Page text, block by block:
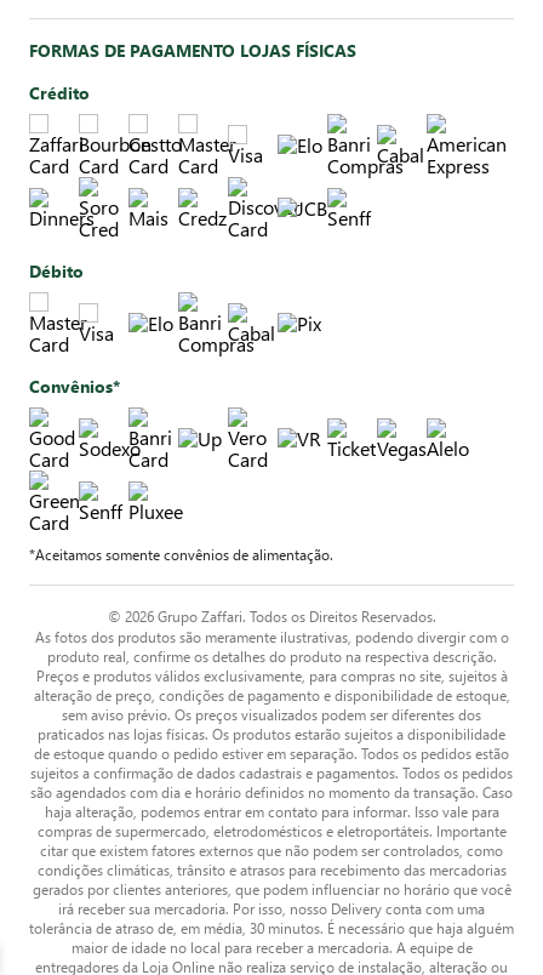
FORMAS DE PAGAMENTO LOJAS FÍSICAS
Crédito
Débito
Convênios*
*Aceitamos somente convênios de alimentação.
© 2026 Grupo Zaffari. Todos os Direitos Reservados.
As fotos dos produtos são meramente ilustrativas, podendo divergir com o
produto real, confirme os detalhes do produto na respectiva descrição.
Preços e produtos válidos exclusivamente, para compras no site, sujeitos à
alteração de preço, condições de pagamento e disponibilidade de estoque,
sem aviso prévio. Os preços visualizados podem ser diferentes dos
praticados nas lojas físicas. Os produtos estarão sujeitos a disponibilidade
de estoque quando o pedido estiver em separação. Todos os pedidos estão
sujeitos a confirmação de dados cadastrais e pagamentos. Todos os pedidos
são agendados com dia e horário definidos no momento da transação. Caso
haja alteração, podemos entrar em contato para informar. Isso vale para
compras de supermercado, eletrodomésticos e eletroportáteis. Importante
citar que existem fatores externos que não podem ser controlados, como
condições climáticas, trânsito e atrasos para recebimento das mercadorias
gerados por clientes anteriores, que podem influenciar no horário que você
irá receber sua mercadoria. Por isso, nosso Delivery conta com uma
tolerância de atraso de, em média, 30 minutos. É necessário que haja alguém
maior de idade no local para receber a mercadoria. A equipe de
entregadores da Loja Online não realiza serviço de instalação, alteração ou